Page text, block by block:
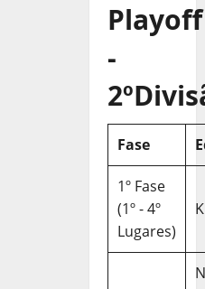
Playoff
-
Fase
1º Fase
(1º - 4º
Lugares)